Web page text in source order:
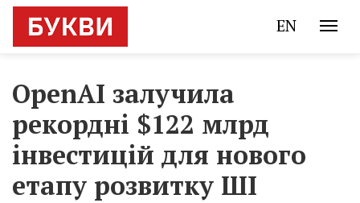
EN
OpenAI залучила
рекордні $122 млрд
інвестицій для нового
етапу розвитку ШІ